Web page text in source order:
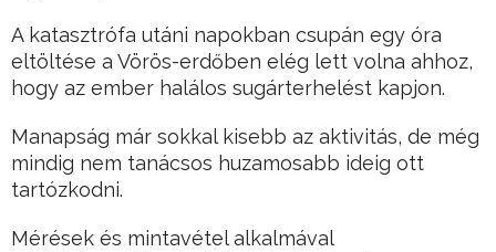
A katasztrófa utáni napokban csupán egy óra
eltöltése a Vörös-erdőben elég lett volna ahhoz,
hogy az ember halálos sugárterhelést kapjon.
Manapság már sokkal kisebb az aktivitás, de még
mindig nem tanácsos huzamosabb ideig ott
tartózkodni.
Mérések és mintavétel alkalmával